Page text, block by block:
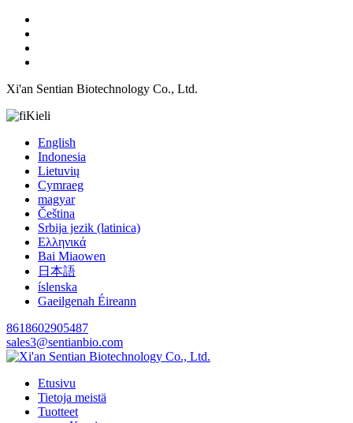
Xi'an Sentian Biotechnology Co., Ltd.
Kieli
English
Indonesia
Lietuvių
Cymraeg
magyar
Čeština
Srbija jezik (latinica)
Ελληνικά
Bai Miaowen
日本語
íslenska
Gaeilgenah Éireann
8618602905487
sales3@sentianbio.com
Etusivu
Tietoja meistä
Tuotteet